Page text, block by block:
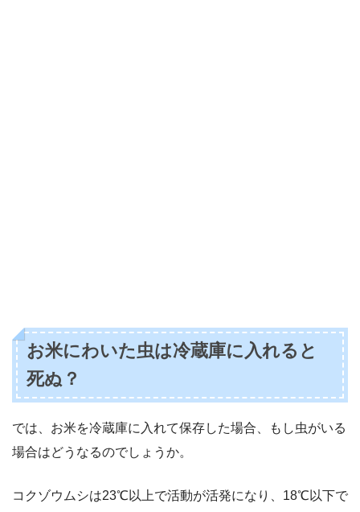
お米にわいた虫は冷蔵庫に入れると
死ぬ？
では、お米を冷蔵庫に入れて保存した場合、もし虫がいる
場合はどうなるのでしょうか。
コクゾウムシは23℃以上で活動が活発になり、18℃以下で